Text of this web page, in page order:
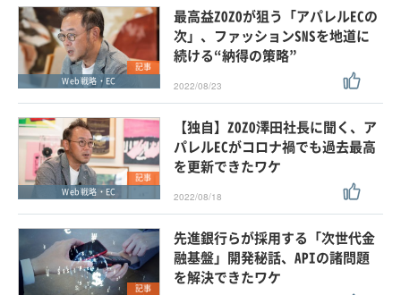
記事
Web戦略・EC
最高益ZOZOが狙う「アパレルECの
次」、ファッションSNSを地道に
続ける“納得の策略”
2022/08/23
記事
Web戦略・EC
【独自】ZOZO澤田社長に聞く、ア
パレルECがコロナ禍でも過去最高
を更新できたワケ
2022/08/18
記事
先進銀行らが採用する「次世代金
融基盤」開発秘話、APIの諸問題
を解決できたワケ